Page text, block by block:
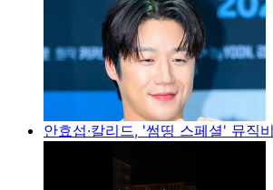
안효섭·칼리드, '썸띵 스페셜' 뮤직